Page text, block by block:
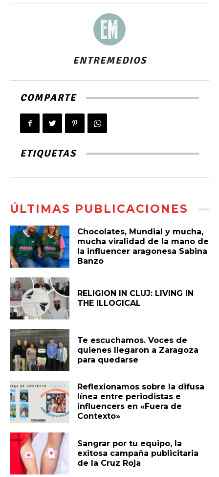
ENTREMEDIOS
COMPARTE
ETIQUETAS
ÚLTIMAS PUBLICACIONES
Chocolates, Mundial y mucha,
mucha viralidad de la mano de
la influencer aragonesa Sabina
Banzo
RELIGION IN CLUJ: LIVING IN
THE ILLOGICAL
Te escuchamos. Voces de
quienes llegaron a Zaragoza
para quedarse
Reflexionamos sobre la difusa
línea entre periodistas e
influencers en «Fuera de
Contexto»
Sangrar por tu equipo, la
exitosa campaña publicitaria
de la Cruz Roja